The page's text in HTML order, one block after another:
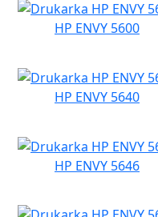
HP ENVY 5600
HP ENVY 5640
HP ENVY 5646